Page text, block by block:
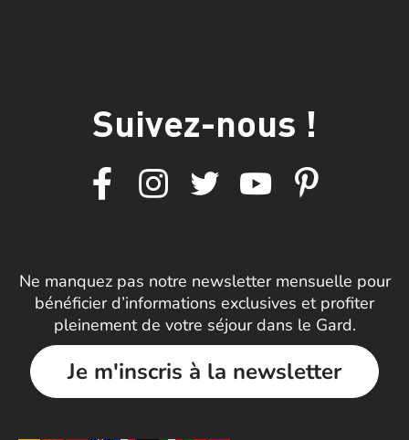
Suivez-nous !
Ne manquez pas notre newsletter mensuelle pour
bénéficier d’informations exclusives et profiter
pleinement de votre séjour dans le Gard.
Je m'inscris à la newsletter